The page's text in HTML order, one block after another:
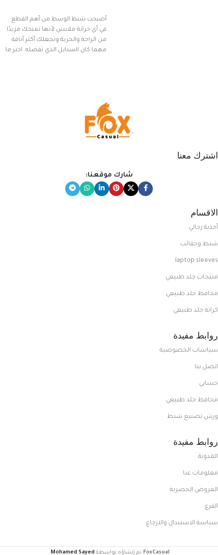
أصبحت شنط الوسط من أهم القطع
في أي خزانة ملابس لأنها تمنحك مزيدًا
من الراحة والحرية وتجعلك أكثر أناقة
مهما كان الستايل الذي تفضله. اختر ما
اشترك معنا
شارك موقعنا:
الاقسام
أحذية رجالي
شنط وحقائب
laptop sleeves
منتجات جلد طبيعي
محافظ جلد طبيعي
كراتة جلد طبيعي
روابط مفيدة
سياسات الخصوصية
اتصل بنا
حسابي
محافظ جلد طبيعي
ورش تصنيع شنط
روابط مفيدة
المدونة
معلومات عنا
العروض الحصرية
الفرع
سياسة الاستبدال والارجاع
FoxCasual تم إنشاؤه بواسطةMohamed Sayed
.